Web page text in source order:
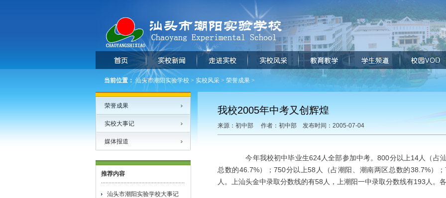
当前位置： 汕头市潮阳实验学校 > 实校风采 > 荣誉成果 >
荣誉成果
实校大事记
媒体报道
推荐内容
汕头市潮阳实验学校大事记
我校2005年中考又创辉煌
来源：初中部 作者：初中部 发布时间：2005-07-04
今年我校初中毕业生624人全部参加中考。800分以上14人（占
总数的46.7%）；750分以上58人（占潮阳、潮南两区总数的38.7%）
人。上汕头金中录取分数线的有58人，上潮阳一中录取分数线有193人。